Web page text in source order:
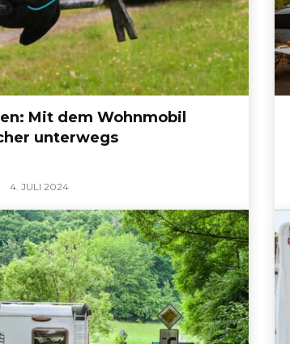
Mit dem Wohnmobil
unterwegs
4. JULI 2024